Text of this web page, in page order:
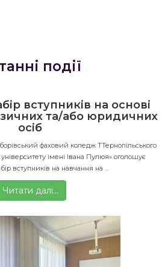
події
вступників на основі
та/або юридичних
осіб
фаховий коледж ТТернопільського
університету імені Івана Пулюя» оголошує
вступників на навчання на …
Читати далі…